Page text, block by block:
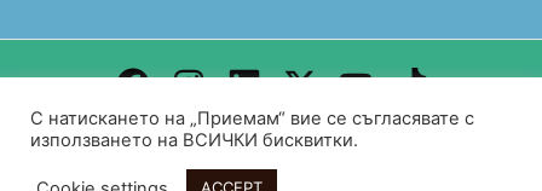
Design by WEB DEV FOR ALL
С натискането на „Приемам“ вие се съгласявате с
използването на ВСИЧКИ бисквитки.